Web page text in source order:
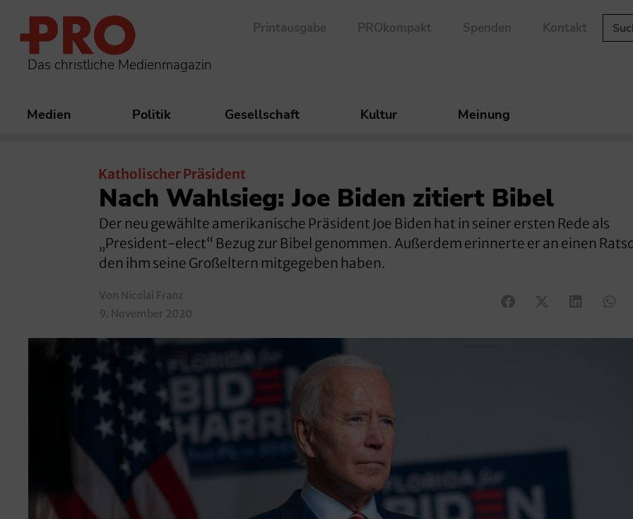
Das christliche Medienmagazin
Printausgabe PROkompakt Spenden Kontakt
Medien Politik Gesellschaft Kultur Meinung
Katholischer Präsident
Nach Wahlsieg: Joe Biden zitiert Bibel
Der neu gewählte amerikanische Präsident Joe Biden hat in seiner ersten Rede als
„President-elect“ Bezug zur Bibel genommen. Außerdem erinnerte er an einen
den ihm seine Großeltern mitgegeben haben.
Von Nicolai Franz
9. November 2020